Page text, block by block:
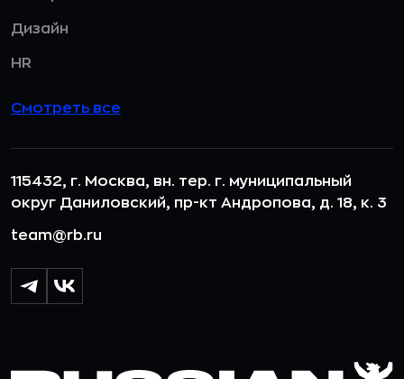
Дизайн
HR
Смотреть все
115432, г. Москва, вн. тер. г. муниципальный
округ Даниловский, пр-кт Андропова, д. 18, к. 3
team@rb.ru